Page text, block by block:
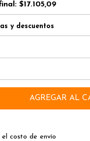
$17.105,09
y descuentos
AGREGAR AL
el costo de envío